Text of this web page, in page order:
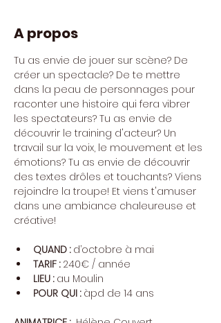
A propos
Tu as envie de jouer sur scène? De
créer un spectacle? De te mettre
dans la peau de personnages pour
raconter une histoire qui fera vibrer
les spectateurs? Tu as envie de
découvrir le training d'acteur? Un
travail sur la voix, le mouvement et les
émotions? Tu as envie de découvrir
des textes drôles et touchants? Viens
rejoindre la troupe! Et viens t'amuser
dans une ambiance chaleureuse et
créative!
QUAND : d’octobre à mai
TARIF : 240€ / année
LIEU : au Moulin
POUR QUI : àpd de 14 ans